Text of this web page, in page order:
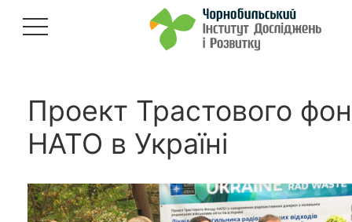
Проект Трастового
НАТО в Україні